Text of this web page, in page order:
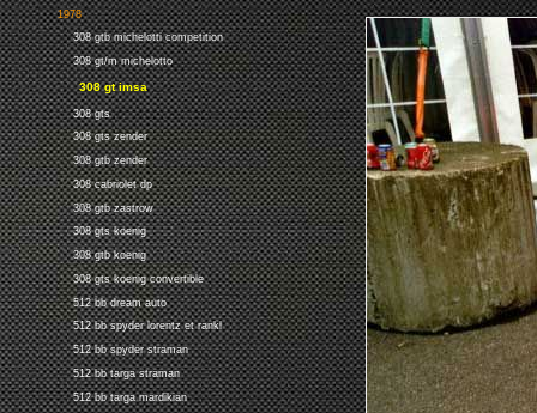
1978
308 gtb michelotti competition
308 gt/m michelotto
308 gt imsa
308 gts
308 gts zender
308 gtb zender
308 cabriolet dp
308 gtb zastrow
308 gts koenig
308 gtb koenig
308 gts koenig convertible
512 bb dream auto
512 bb spyder lorentz et rankl
512 bb spyder straman
512 bb targa straman
512 bb targa mardikian